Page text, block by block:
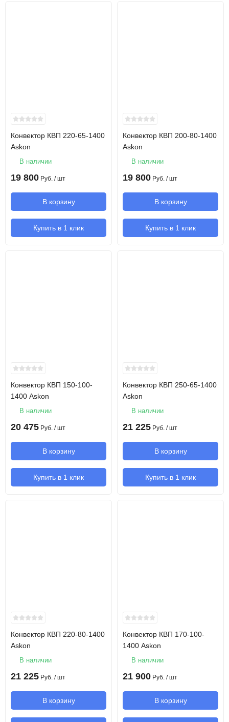
Конвектор КВП 220-65-1400
Askon
В наличии
19 800 Руб. / шт
В корзину
Купить в 1 клик
Конвектор КВП 200-80-1400
Askon
В наличии
19 800 Руб. / шт
В корзину
Купить в 1 клик
Конвектор КВП 150-100-
1400 Askon
В наличии
20 475 Руб. / шт
В корзину
Купить в 1 клик
Конвектор КВП 250-65-1400
Askon
В наличии
21 225 Руб. / шт
В корзину
Купить в 1 клик
Конвектор КВП 220-80-1400
Askon
В наличии
21 225 Руб. / шт
В корзину
Конвектор КВП 170-100-
1400 Askon
В наличии
21 900 Руб. / шт
В корзину